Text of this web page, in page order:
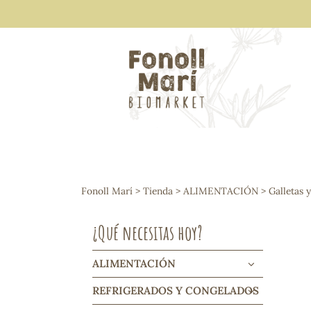
Arroces y legumbres
Frutos secos y snacks
Cereales, mueslis, hinchados y
Galletas y dulces
Vinos y cavas
Condimentos y salsas
Harinas y sémolas
Pasta
Fonoll Marí > Tienda > ALIMENTACIÓN > Galletas
¿Qué necesitas hoy?
ALIMENTACIÓN
REFRIGERADOS Y CONGELADOS